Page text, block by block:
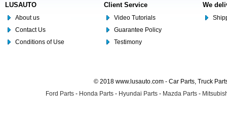
LUSAUTO
About us
Contact Us
Conditions of Use
Client Service
Video Tutorials
Guarantee Policy
Testimony
We
© 2018 www.lusauto.com - Car Parts, Truck
Ford Parts - Honda Parts - Hyundai Parts - Mazda Parts -